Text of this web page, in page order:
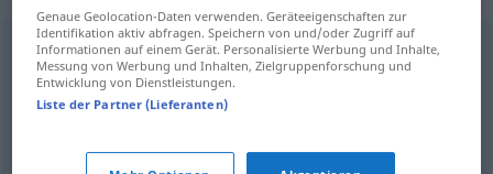
widerspenstig
Genaue Geolocation-Daten verwenden. Geräteeigenschaften zur
Identifikation aktiv abfragen. Speichern von und/oder Zugriff auf
Informationen auf einem Gerät. Personalisierte Werbung und Inhalte,
Messung von Werbung und Inhalten, Zielgruppenforschung und
Entwicklung von Dienstleistungen.
Liste der Partner (Lieferanten)